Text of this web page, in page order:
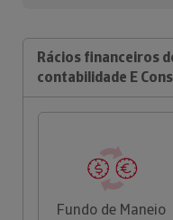
Rácios financeiros
contabilidade E
Fundo de Maneio